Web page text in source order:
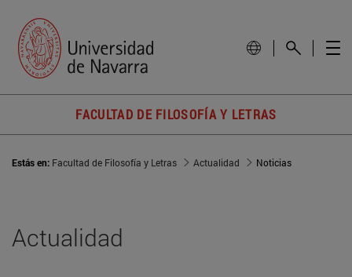
FACULTAD DE FILOSOFÍA Y LETRAS
Estás en: Facultad de Filosofía y Letras Actualidad Noticias
Actualidad